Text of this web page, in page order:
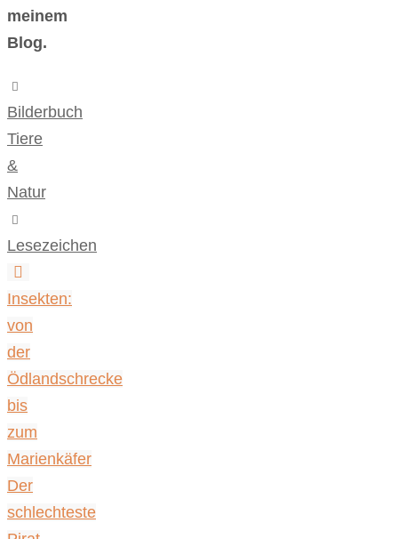
meinem
Blog.
Bilderbuch
Tiere
&
Natur.
Lesezeichen
Insekten:
von
der
Ödlandschrecke
bis
zum
Marienkäfer
Der
schlechteste